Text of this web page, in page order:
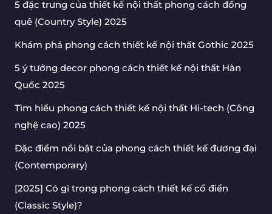
5 đặc trưng của thiết kế nội thất phong cách đồng
quê (Country Style) 2025
Khám phá phong cách thiết kế nội thất Gothic 2025
5 ý tưởng decor phong cách thiết kế nội thất Hàn
Quốc 2025
Tìm hiểu phong cách thiết kế nội thất Hi-tech (Công
nghệ cao) 2025
Đặc điểm nổi bật của phong cách thiết kế đương đại
(Contemporary)
[2025] Có gì trong phong cách thiết kế cổ điển
(Classic Style)?